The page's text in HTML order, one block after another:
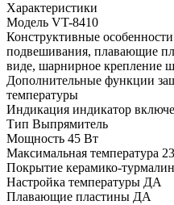
Характеристики
Модель VT-8410
Конструктивные особенности
подвешивания, плавающие
виде, шарнирное крепление
Дополнительные функции
температуры
Индикация индикатор
Тип Выпрямитель
Мощность 45 Вт
Максимальная температура
Покрытие керамико-
Настройка температуры ДА
Плавающие пластины ДА